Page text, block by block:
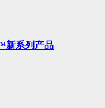
新系列产品